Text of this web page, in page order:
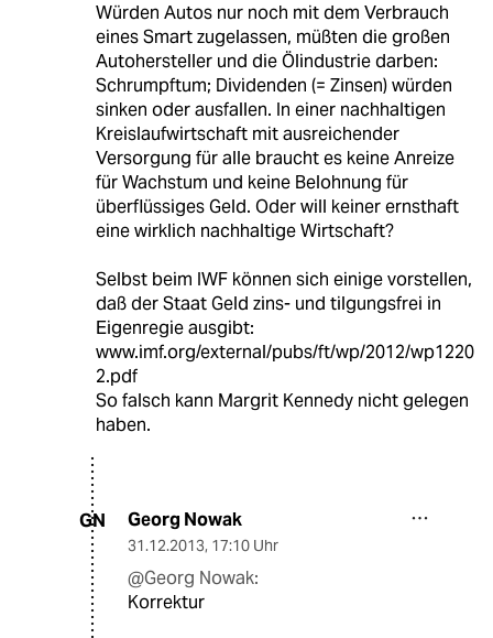
Würden Autos nur noch mit dem Verbrauch
eines Smart zugelassen, müßten die großen
Autohersteller und die Ölindustrie darben:
Schrumpftum; Dividenden (= Zinsen) würden
sinken oder ausfallen. In einer nachhaltigen
Kreislaufwirtschaft mit ausreichender
Versorgung für alle braucht es keine Anreize
für Wachstum und keine Belohnung für
überflüssiges Geld. Oder will keiner ernsthaft
eine wirklich nachhaltige Wirtschaft?
Selbst beim IWF können sich einige vorstellen,
daß der Staat Geld zins- und tilgungsfrei in
Eigenregie ausgibt:
www.imf.org/external/pubs/ft/wp/2012/wp1220
2.pdf
So falsch kann Margrit Kennedy nicht gelegen
haben.
GN Georg Nowak
31.12.2013, 17:10 Uhr
@Georg Nowak:
Korrektur